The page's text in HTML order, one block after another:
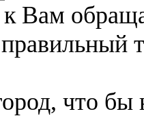
Вам
что